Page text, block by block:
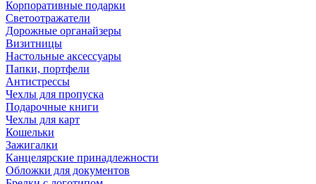
Корпоративные подарки
Светоотражатели
Дорожные органайзеры
Визитницы
Настольные аксессуары
Папки, портфели
Антистрессы
Чехлы для пропуска
Подарочные книги
Чехлы для карт
Кошельки
Зажигалки
Канцелярские принадлежности
Обложки для документов